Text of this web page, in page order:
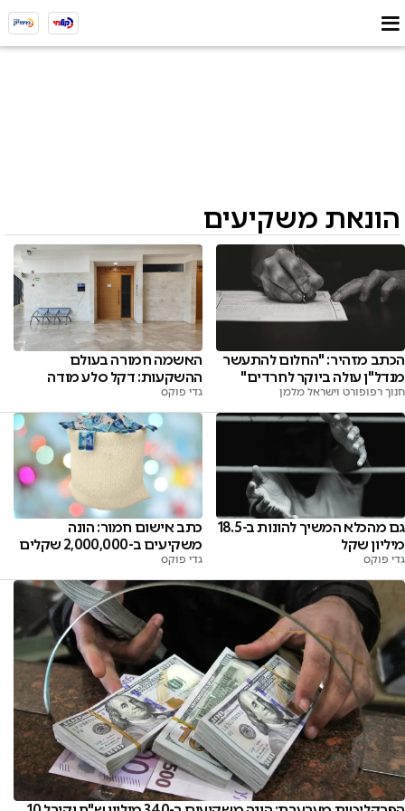
הונאת משקיעים
הכתב מזהיר: "החלום להתעשר
מנדל"ן עולה ביוקר לחרדים"
חנוך רפופורט וישראל מלמן
האשמה חמורה בעולם
ההשקעות: דקל סלע מודה
גדי פוקס
גם מהכלא המשיך להונות ב-18.5
מיליון שקל
גדי פוקס
כתב אישום חמור: הונה
משקיעים ב-2,000,000 שקלים
גדי פוקס